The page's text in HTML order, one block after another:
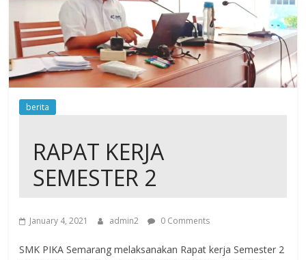
berita
RAPAT KERJA
SEMESTER 2
January 4, 2021 admin2 0 Comments
SMK PIKA Semarang melaksanakan Rapat kerja Semester 2